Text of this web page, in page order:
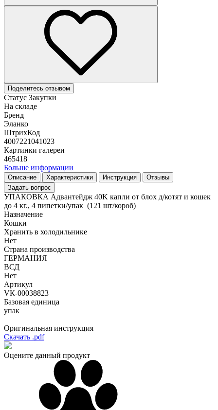
Поделитесь отзывом
Статус Закупки
На складе
Бренд
Эланко
ШтрихКод
4007221041023
Картинки галереи
465418
Больше информации
Описание Характеристики Инструкция
Отзывы
Задать вопрос
УПАКОВКА Адвантейдж 40K капли от блох д/котят и кошек
до 4 кг., 4 пипетки/упак (121 шт/короб)
Назначение
Кошки
Хранить в холодильнике
Нет
Страна производства
ГЕРМАНИЯ
ВСД
Нет
Артикул
VК-00038823
Базовая единица
упак
Оригинальная инструкция
Скачать .pdf
Оцените данный продукт